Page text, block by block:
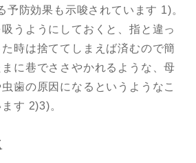
予防効果も示唆されています 1)。
うようにしておくと、指と違っ
時は捨ててしまえば済むので簡
に巷でささやかれるような、母
歯の原因になるというようなこ
す 2)3)。